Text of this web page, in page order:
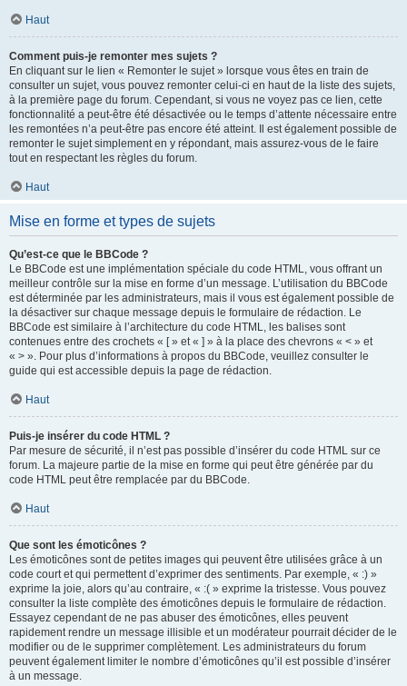
Haut
Comment puis-je remonter mes sujets ?
En cliquant sur le lien « Remonter le sujet » lorsque vous êtes en train de
consulter un sujet, vous pouvez remonter celui-ci en haut de la liste des sujets,
à la première page du forum. Cependant, si vous ne voyez pas ce lien, cette
fonctionnalité a peut-être été désactivée ou le temps d’attente nécessaire entre
les remontées n’a peut-être pas encore été atteint. Il est également possible de
remonter le sujet simplement en y répondant, mais assurez-vous de le faire
tout en respectant les règles du forum.
Haut
Mise en forme et types de sujets
Qu’est-ce que le BBCode ?
Le BBCode est une implémentation spéciale du code HTML, vous offrant un
meilleur contrôle sur la mise en forme d’un message. L’utilisation du BBCode
est déterminée par les administrateurs, mais il vous est également possible de
la désactiver sur chaque message depuis le formulaire de rédaction. Le
BBCode est similaire à l’architecture du code HTML, les balises sont
contenues entre des crochets « [ » et « ] » à la place des chevrons « < » et
« > ». Pour plus d’informations à propos du BBCode, veuillez consulter le
guide qui est accessible depuis la page de rédaction.
Haut
Puis-je insérer du code HTML ?
Par mesure de sécurité, il n’est pas possible d’insérer du code HTML sur ce
forum. La majeure partie de la mise en forme qui peut être générée par du
code HTML peut être remplacée par du BBCode.
Haut
Que sont les émoticônes ?
Les émoticônes sont de petites images qui peuvent être utilisées grâce à un
code court et qui permettent d’exprimer des sentiments. Par exemple, « :) »
exprime la joie, alors qu’au contraire, « :( » exprime la tristesse. Vous pouvez
consulter la liste complète des émoticônes depuis le formulaire de rédaction.
Essayez cependant de ne pas abuser des émoticônes, elles peuvent
rapidement rendre un message illisible et un modérateur pourrait décider de le
modifier ou de le supprimer complètement. Les administrateurs du forum
peuvent également limiter le nombre d’émoticônes qu’il est possible d’insérer
à un message.